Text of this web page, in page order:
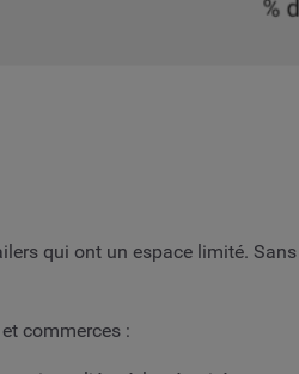
qui ont un espace limité.
commerces :